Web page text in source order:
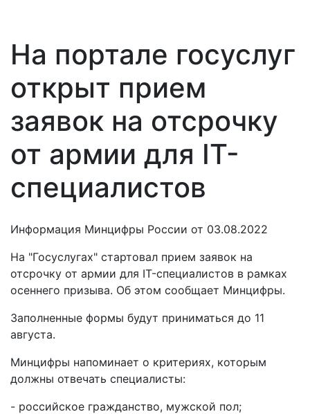
На портале госуслуг
открыт прием
заявок на отсрочку
от армии для IT-
специалистов
Информация Минцифры России от 03.08.2022
На "Госуслугах" стартовал прием заявок на
отсрочку от армии для IT-специалистов в рамках
осеннего призыва. Об этом сообщает Минцифры.
Заполненные формы будут приниматься до 11
августа.
Минцифры напоминает о критериях, которым
должны отвечать специалисты:
- российское гражданство, мужской пол;